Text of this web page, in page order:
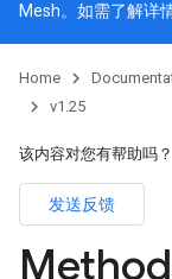
Mesh。如需了解详
Home
v1.25
该内容对您有帮助吗？
发送反馈